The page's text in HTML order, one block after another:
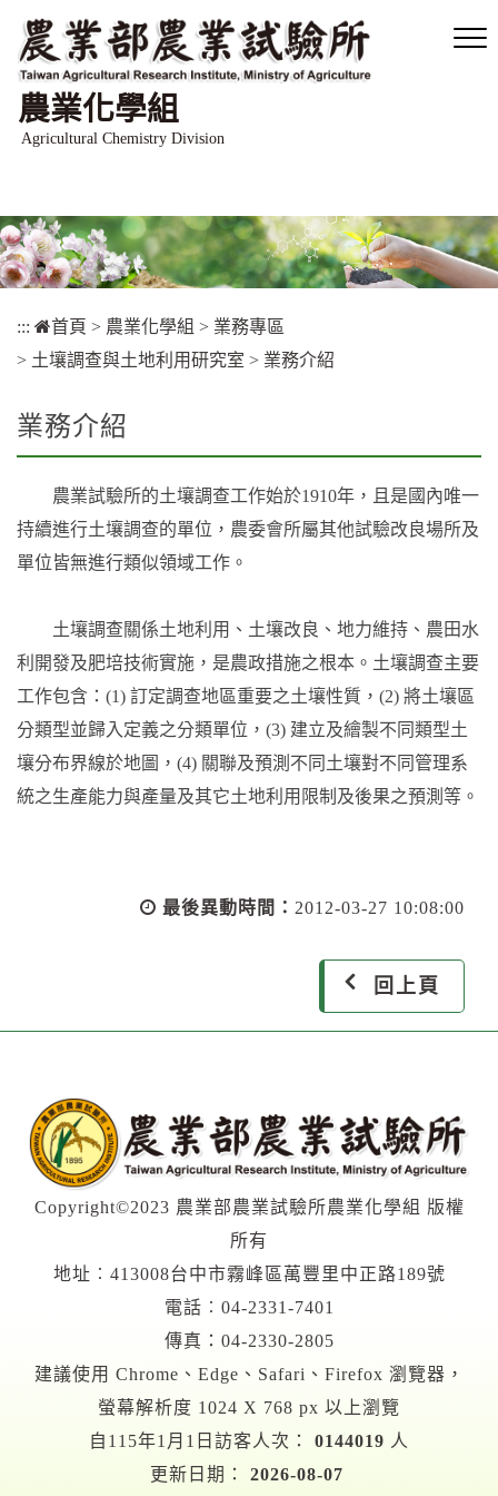
農業化學組
Agricultural Chemistry Division
::: 首頁 > 農業化學組 > 業務專區
> 土壤調查與土地利用研究室 > 業務介紹
業務介紹
農業試驗所的土壤調查工作始於1910年，且是國內唯一
持續進行土壤調查的單位，農委會所屬其他試驗改良場所及
單位皆無進行類似領域工作。
土壤調查關係土地利用、土壤改良、地力維持、農田水
利開發及肥培技術實施，是農政措施之根本。土壤調查主要
工作包含：(1) 訂定調查地區重要之土壤性質，(2) 將土壤區
分類型並歸入定義之分類單位，(3) 建立及繪製不同類型土
壤分布界線於地圖，(4) 關聯及預測不同土壤對不同管理系
統之生產能力與產量及其它土地利用限制及後果之預測等。
最後異動時間： 2012-03-27 10:08:00
回上頁
Copyright©2023 農業部農業試驗所農業化學組 版權
所有
地址︰413008台中市霧峰區萬豐里中正路189號
電話︰04-2331-7401
傳真：04-2330-2805
建議使用 Chrome、Edge、Safari、Firefox 瀏覽器，
螢幕解析度 1024 X 768 px 以上瀏覽
自115年1月1日訪客人次：
0144019 人
更新日期：
2026-08-07